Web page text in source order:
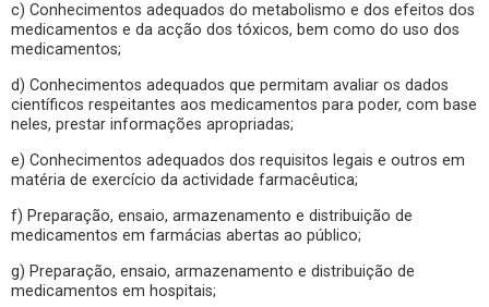
c) Conhecimentos adequados do metabolismo e dos efeitos dos
medicamentos e da acção dos tóxicos, bem como do uso dos
medicamentos;
d) Conhecimentos adequados que permitam avaliar os dados
científicos respeitantes aos medicamentos para poder, com base
neles, prestar informações apropriadas;
e) Conhecimentos adequados dos requisitos legais e outros em
matéria de exercício da actividade farmacêutica;
f) Preparação, ensaio, armazenamento e distribuição de
medicamentos em farmácias abertas ao público;
g) Preparação, ensaio, armazenamento e distribuição de
medicamentos em hospitais;